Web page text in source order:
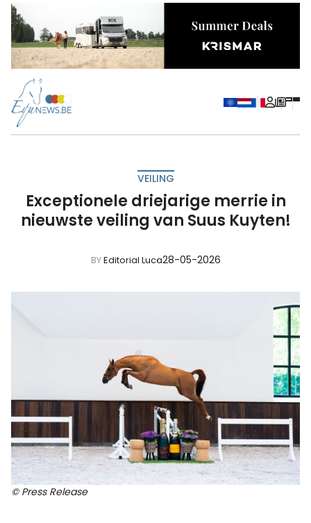
VEILING
Exceptionele driejarige merrie in
nieuwste veiling van Suus Kuyten!
BYEditorial Luca28-05-2026
© Press Release